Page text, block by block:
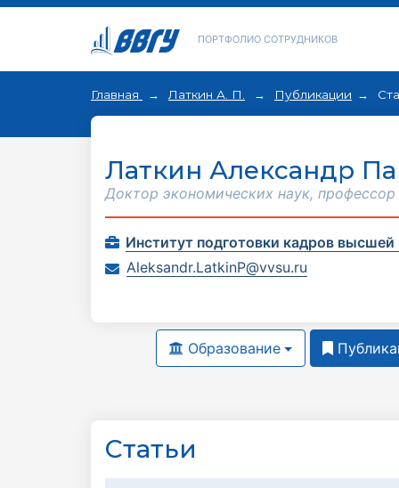
ПОРТФОЛИО СОТРУДНИКОВ
Главная Латкин А. П. Публикации
Латкин Александр
Доктор экономических наук, профессор
Институт подготовки кадров
Aleksandr.LatkinP@vvsu.ru
Образование
Статьи